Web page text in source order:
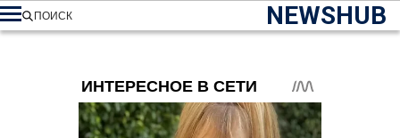
NEWSHUB
ПОИСК